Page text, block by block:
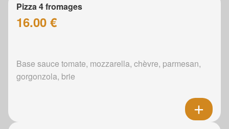
Pizza 4 fromages
16.00 €
Base sauce tomate, mozzarella, chèvre, parmesan,
gorgonzola, brie